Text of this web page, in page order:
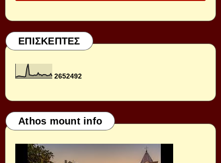
ΕΠΙΣΚΕΠΤΕΣ
2652492
Athos mount info